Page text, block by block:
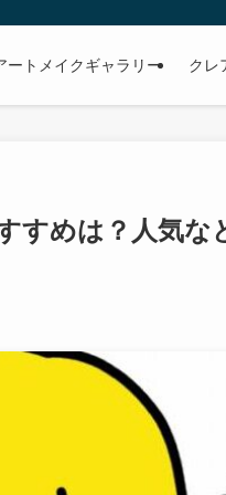
ートメイクギャラリー クレ
すめは？人気な